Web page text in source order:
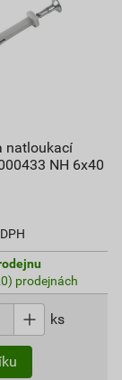
natloukací
NH 6x40
prodejnách
ks